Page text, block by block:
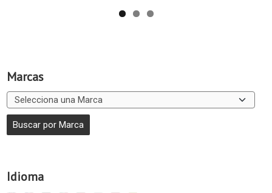
Marcas
Idioma